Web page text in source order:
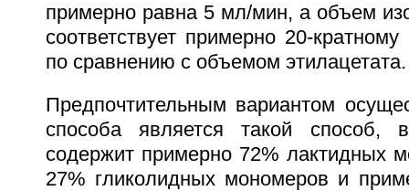
примерно равна 5 мл/мин, а объем
соответствует примерно 20-
по сравнению с объемом этилацетата.
Предпочтительным вариантом
способа является такой способ,
содержит примерно 72% лактидных
27% гликолидных мономеров и